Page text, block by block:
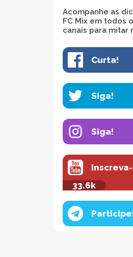
Acompanhe as
FC Mix em todos
canais para mitar
Curta!
Siga!
Siga!
33.6k